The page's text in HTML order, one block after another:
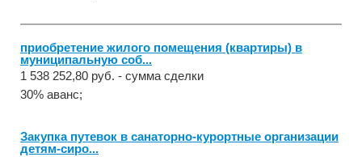
приобретение жилого помещения (квартиры) в
муниципальную соб...
1 538 252,80 руб. - сумма сделки
30% аванс;
Закупка путевок в санаторно-курортные организации
детям-сиро...